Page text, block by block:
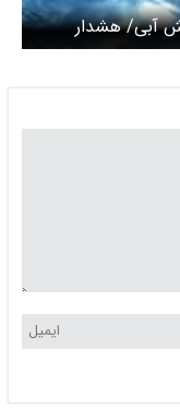
آبی/ هشدار
سال